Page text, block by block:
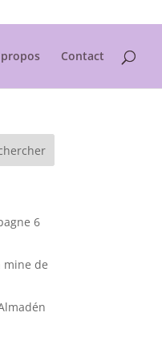
Contact
6
mine de